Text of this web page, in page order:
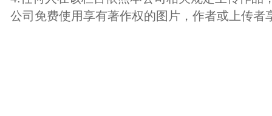
公司免费使用享有著作权的图片，作者或上传者